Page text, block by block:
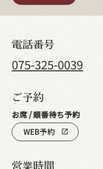
電話番号
075-325-0039
ご予約
お席 / 順番待ち予約
WEB予約
open_in_new
営業時間